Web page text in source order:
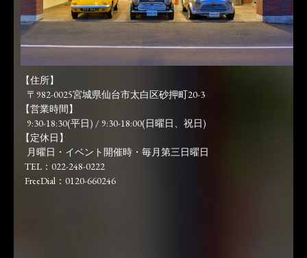
【住所】
〒982-0025宮城県仙台市太白区砂押町20-3
【営業時間】
9:30-18:30(平日) / 9:30-18:00(日曜日、祝日)
【定休日】
月曜日・イベント開催時・毎月第三日曜日
TEL：022-248-0222
FreeDial：0120-660246